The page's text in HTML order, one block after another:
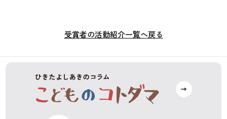
受賞者の活動紹介一覧へ戻る